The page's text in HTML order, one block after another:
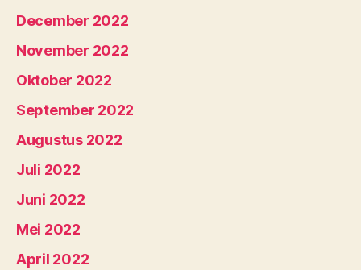
December 2022
November 2022
Oktober 2022
September 2022
Augustus 2022
Juli 2022
Juni 2022
Mei 2022
April 2022